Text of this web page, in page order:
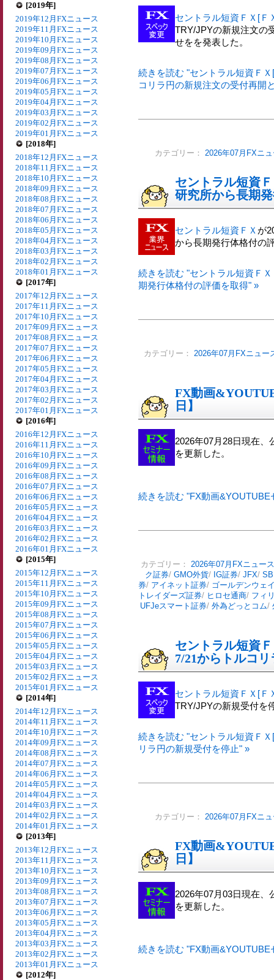
[2019年]
2019年12月FXニュース
2019年11月FXニュース
2019年10月FXニュース
2019年09月FXニュース
2019年08月FXニュース
2019年07月FXニュース
2019年06月FXニュース
2019年05月FXニュース
2019年04月FXニュース
2019年03月FXニュース
2019年02月FXニュース
2019年01月FXニュース
[2018年]
2018年12月FXニュース
2018年11月FXニュース
2018年10月FXニュース
2018年09月FXニュース
2018年08月FXニュース
2018年07月FXニュース
2018年06月FXニュース
2018年05月FXニュース
2018年04月FXニュース
2018年03月FXニュース
2018年02月FXニュース
2018年01月FXニュース
[2017年]
2017年12月FXニュース
2017年11月FXニュース
2017年10月FXニュース
2017年09月FXニュース
2017年08月FXニュース
2017年07月FXニュース
2017年06月FXニュース
2017年05月FXニュース
2017年04月FXニュース
2017年03月FXニュース
2017年02月FXニュース
2017年01月FXニュース
[2016年]
2016年12月FXニュース
2016年11月FXニュース
2016年10月FXニュース
2016年09月FXニュース
2016年08月FXニュース
2016年07月FXニュース
2016年06月FXニュース
2016年05月FXニュース
2016年04月FXニュース
2016年03月FXニュース
2016年02月FXニュース
2016年01月FXニュース
[2015年]
2015年12月FXニュース
2015年11月FXニュース
2015年10月FXニュース
2015年09月FXニュース
2015年08月FXニュース
2015年07月FXニュース
2015年06月FXニュース
2015年05月FXニュース
2015年04月FXニュース
2015年03月FXニュース
2015年02月FXニュース
2015年01月FXニュース
[2014年]
2014年12月FXニュース
2014年11月FXニュース
2014年10月FXニュース
2014年09月FXニュース
2014年08月FXニュース
2014年07月FXニュース
2014年06月FXニュース
2014年05月FXニュース
2014年04月FXニュース
2014年03月FXニュース
2014年02月FXニュース
2014年01月FXニュース
[2013年]
2013年12月FXニュース
2013年11月FXニュース
2013年10月FXニュース
2013年09月FXニュース
2013年08月FXニュース
2013年07月FXニュース
2013年06月FXニュース
2013年05月FXニュース
2013年04月FXニュース
2013年03月FXニュース
2013年02月FXニュース
2013年01月FXニュース
[2012年]
セントラル短資ＦＸ[Ｆ
TRY/JPYの新規注文の
せをを発表した。
続きを読む "セントラル短資Ｆ
コリラ円の新規注文の受付再開
カテゴリー： 2026年07月FXニ
セントラル短資
研究所から長期
セントラル短資ＦＸ が
から長期発行体格付の
続きを読む "セントラル短資Ｆ
期発行体格付の評価を取得" »
カテゴリー： 2026年07月FXニュー
FX動画
日】
2026年07月28日現在
を更新した。
続きを読む "FX動画
カテゴリー： 2026年07月FXニュース
ク証券/ GMO外貨/ IG証券/ JFX/
券/ アイネット証券/ ゴールデンウェ
トレイダーズ証券/ ヒロセ通商/ フィ
UFJeスマート証券/ 外為どっとコム/
セントラル短資
7/21からトルコ
セントラル短資ＦＸ[Ｆ
TRY/JPYの新規受付を
続きを読む "セントラル短資Ｆ
リラ円の新規受付を停止" »
カテゴリー： 2026年07月FXニ
FX動画
日】
2026年07月03日現在
を更新した。
続きを読む "FX動画